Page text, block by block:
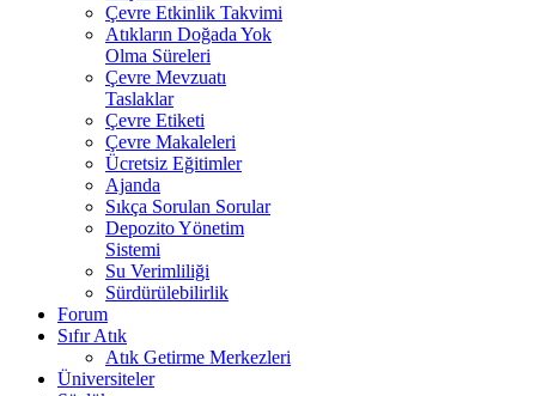
Çevre Etkinlik Takvimi
Atıkların Doğada Yok
Olma Süreleri
Çevre Mevzuatı
Taslaklar
Çevre Etiketi
Çevre Makaleleri
Ücretsiz Eğitimler
Ajanda
Sıkça Sorulan Sorular
Depozito Yönetim
Sistemi
Su Verimliliği
Sürdürülebilirlik
Forum
Sıfır Atık
Atık Getirme Merkezleri
Üniversiteler